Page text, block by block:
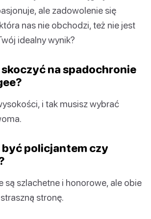
ale zadowolenie się
nas nie obchodzi, też nie jest
idealny wynik?
skoczyć na spadochronie
i tak musisz wybrać
być policjantem czy
są szlachetne i honorowe, ale obie
stronę.